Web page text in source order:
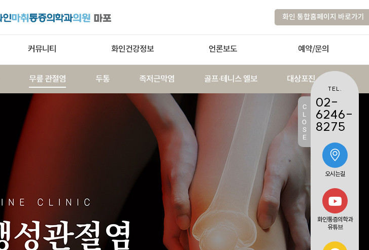
화인 통합홈페이지 바로가기
커뮤니티 화인건강정보 언론보도 예약/문의
무릎 관절염 두통 족저근막염 골프·테니스 엘보 대상포진
C
L
O
S
E
TEL.
02-
6246-
8275
오시는길
화인통증의학과
유튜브